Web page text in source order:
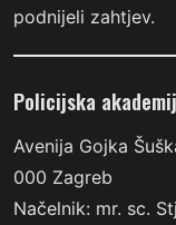
podnijeli zahtjev.
Policijska
Avenija Gojka
000 Zagreb
Načelnik: mr. sc.